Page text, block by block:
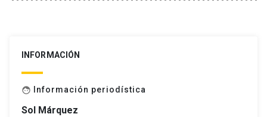
INFORMACIÓN
face Información periodística
Sol Márquez